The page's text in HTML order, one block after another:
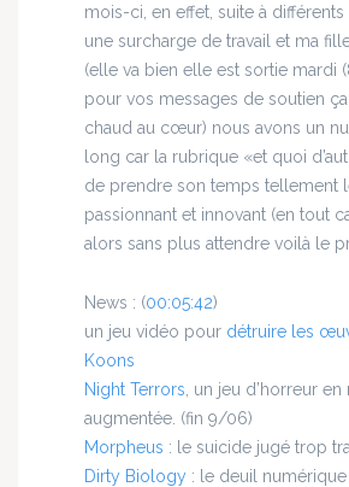
mois-ci, en effet, suite à
une surcharge de travail et ma
(elle va bien elle est sortie mardi
pour vos messages de soutien ça
chaud au cœur) nous avons un
long car la rubrique «et quoi
de prendre son temps tellement
passionnant et innovant (en tout
alors sans plus attendre voilà le
News : (00:05:42)
un jeu vidéo pour détruire les
Koons
Night Terrors , un jeu d’horreur
augmentée. (fin 9/06)
Morpheus : le suicide jugé trop
Dirty Biology : le deuil numérique